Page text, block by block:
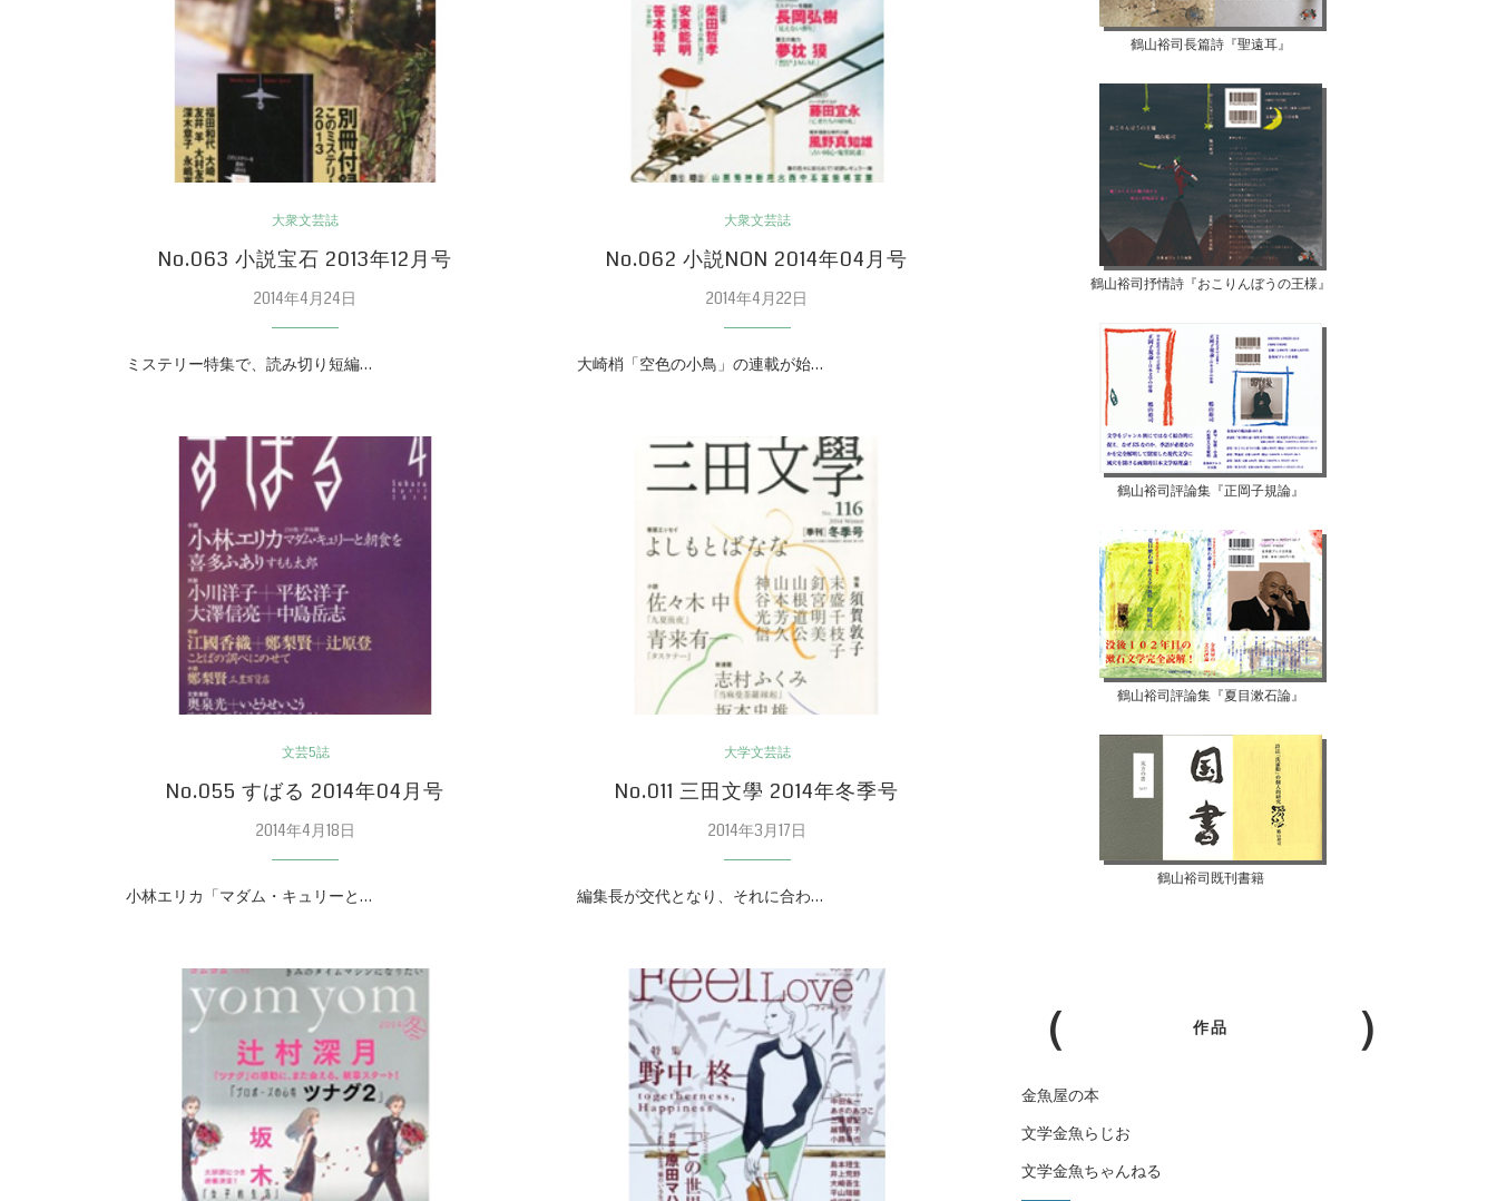
大衆文芸誌
No.063 小説宝石 2013年12月号
2014年4月24日
ミステリー特集で、読み切り短編…
大衆文芸誌
No.062 小説NON 2014年04月号
2014年4月22日
大崎梢「空色の小鳥」の連載が始…
文芸5誌
No.055 すばる 2014年04月号
2014年4月18日
小林エリカ「マダム・キュリーと…
大学文芸誌
No.011 三田文學 2014年冬季号
2014年3月17日
編集長が交代となり、それに合わ…
鶴山裕司長篇詩『聖遠耳』
鶴山裕司抒情詩『おこりんぼうの王様』
鶴山裕司評論集『正岡子規論』
鶴山裕司評論集『夏目漱石論』
鶴山裕司既刊書籍
作品
金魚屋の本
文学金魚らじお
文学金魚ちゃんねる